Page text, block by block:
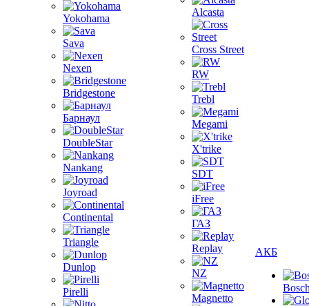
Yokohama
Sava
Nexen
Bridgestone
Барнаул
DoubleStar
Nankang
Joyroad
Continental
Triangle
Dunlop
Pirelli
Alcasta
Cross Street
RW
Trebl
Megami
X'trike
SDT
iFree
ГАЗ
Replay
NZ
Magnetto
АКБ